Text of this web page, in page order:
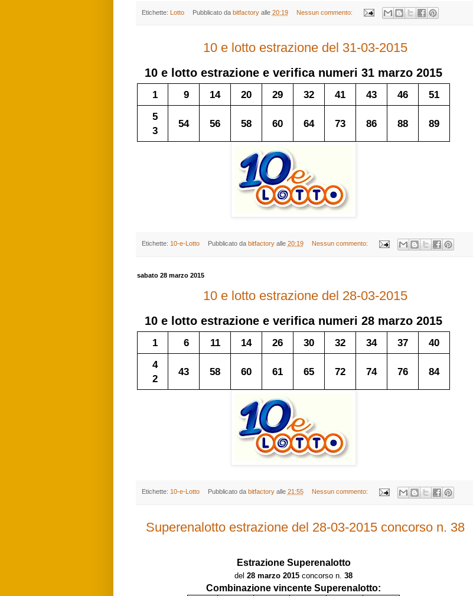
Etichette: Lotto Pubblicato da bitfactory alle 20:19 Nessun commento:
10 e lotto estrazione del 31-03-2015
10 e lotto estrazione e verifica numeri 31 marzo 2015
1 9 14 20 29 32 41 43 46
51
5
3
54 56 58 60 64 73 86 88 89
Etichette: 10-e-Lotto Pubblicato da bitfactory alle 20:19 Nessun commento:
sabato 28 marzo 2015
10 e lotto estrazione del 28-03-2015
10 e lotto estrazione e verifica numeri 28 marzo 2015
1 6 11 14 26 30 32 34 37
40
4
2
43 58 60 61 65 72 74 76 84
Etichette: 10-e-Lotto Pubblicato da bitfactory alle 21:55 Nessun commento:
Superenalotto estrazione del 28-03-2015 concorso n. 38
Estrazione Superenalotto
del 28 marzo 2015 concorso n. 38
Combinazione vincente Superenalotto: